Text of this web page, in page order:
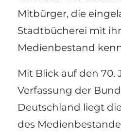
Mitbürger, die
Stadtbücherei mit
Medienbestand
Mit Blick auf den 70.
Verfassung der
Deutschland liegt
des